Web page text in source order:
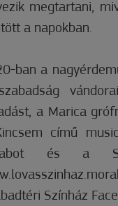
megtartani,
a napokban.
ban a
a Marica
című
és a
Színház